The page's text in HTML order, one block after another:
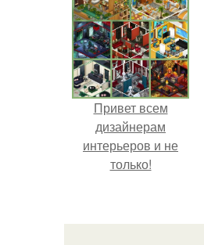
Привет всем
дизайнерам
интерьеров и не
только!